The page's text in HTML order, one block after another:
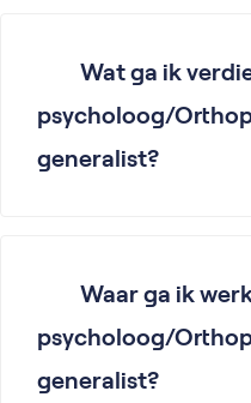
Wat ga ik
psycholoog/
generalist?
Waar ga ik
psycholoog/
generalist?